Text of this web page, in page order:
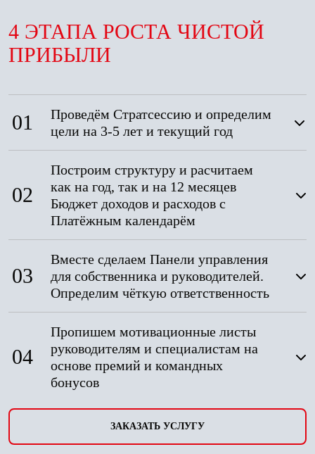
4 ЭТАПА РОСТА ЧИСТОЙ
ПРИБЫЛИ
01
Проведём Стратсессию и определим
цели на 3-5 лет и текущий год
02
Построим структуру и расчитаем
как на год, так и на 12 месяцев
Бюджет доходов и расходов с
Платёжным календарём
03
Вместе сделаем Панели управления
для собственника и руководителей.
Определим чёткую ответственность
04
Пропишем мотивационные листы
руководителям и специалистам на
основе премий и командных
бонусов
ЗАКАЗАТЬ УСЛУГУ